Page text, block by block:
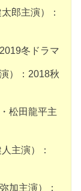
郎主演）：
冬ドラマ
）：2018秋
松田龍平主
主演）：
加主演）：